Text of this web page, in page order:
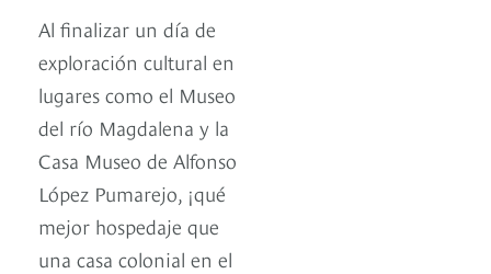
Al finalizar un día de
exploración cultural en
lugares como el Museo
del río Magdalena y la
Casa Museo de Alfonso
López Pumarejo, ¡qué
mejor hospedaje que
una casa colonial en el